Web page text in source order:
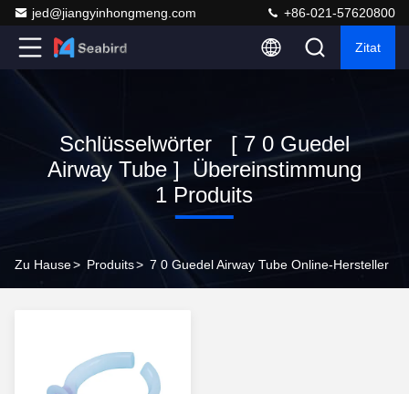
jed@jiangyinhongmeng.com +86-021-57620800
Zitat
Schlüsselwörter [ 7 0 Guedel
Airway Tube ] Übereinstimmung
1 Produits
Zu Hause> Produits> 7 0 Guedel Airway Tube Online-Hersteller